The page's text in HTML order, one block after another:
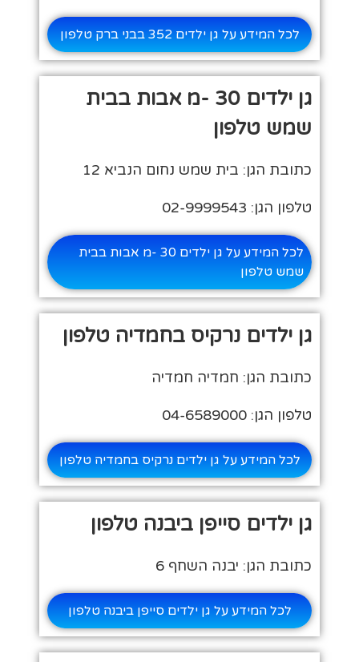
לכל המידע על גן ילדים 352 בבני ברק טלפון
גן ילדים 30 -מ אבות בבית
שמש טלפון
כתובת הגן: בית שמש נחום הנביא 12
טלפון הגן: 02-9999543
לכל המידע על גן ילדים 30 -מ אבות בבית
שמש טלפון
גן ילדים נרקיס בחמדיה טלפון
כתובת הגן: חמדיה חמדיה
טלפון הגן: 04-6589000
לכל המידע על גן ילדים נרקיס בחמדיה טלפון
גן ילדים סייפן ביבנה טלפון
כתובת הגן: יבנה השחף 6
לכל המידע על גן ילדים סייפן ביבנה טלפון